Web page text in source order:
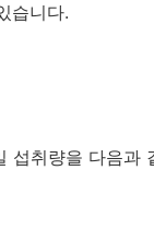
습니다.
섭취량을 다음과